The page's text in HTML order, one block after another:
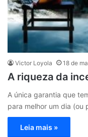
Victor Loyola 18 de
A riqueza da
A única garantia que
para melhor um dia
Leia mais »